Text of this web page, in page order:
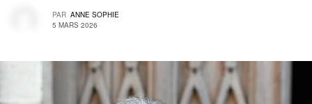
PAR ANNE SOPHIE
5 MARS 2026